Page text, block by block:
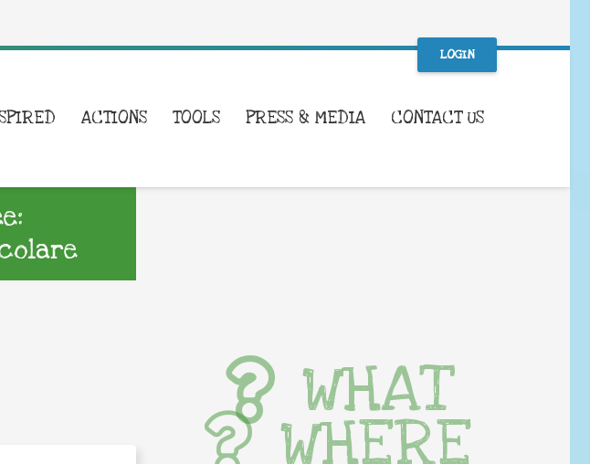
LOGIN
ACTIONS TOOLS PRESS & MEDIA CONTACT US
WHAT
WHERE